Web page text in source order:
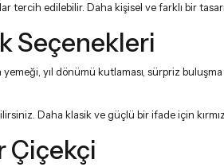
tercih edilebilir. Daha kişisel ve farklı bir
Seçenekleri
yıl dönümü kutlaması, sürpriz
Daha klasik ve güçlü bir ifade için
Çiçekçi